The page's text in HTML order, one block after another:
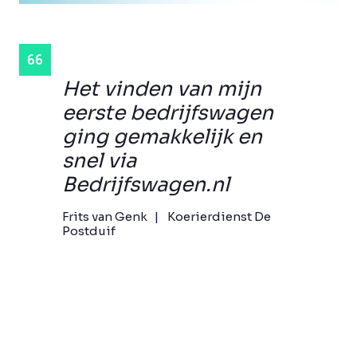
Het vinden van mijn
eerste bedrijfswagen
ging gemakkelijk en
snel via
Bedrijfswagen.nl
Frits van Genk
Koerierdienst De
Postduif